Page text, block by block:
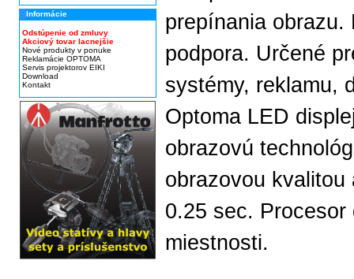
Informácie
Odstúpenie od zmluvy
Akciový tovar lacnejšie
Nové produkty v ponuke
Reklamácie OPTOMA
Servis projektorov EIKI
Download
Kontakt
prepínania obrazu.
podpora. Určené
systémy, reklamu,
Optoma LED
obrazovú
obrazovou
0.25 sec.
miestnosti.